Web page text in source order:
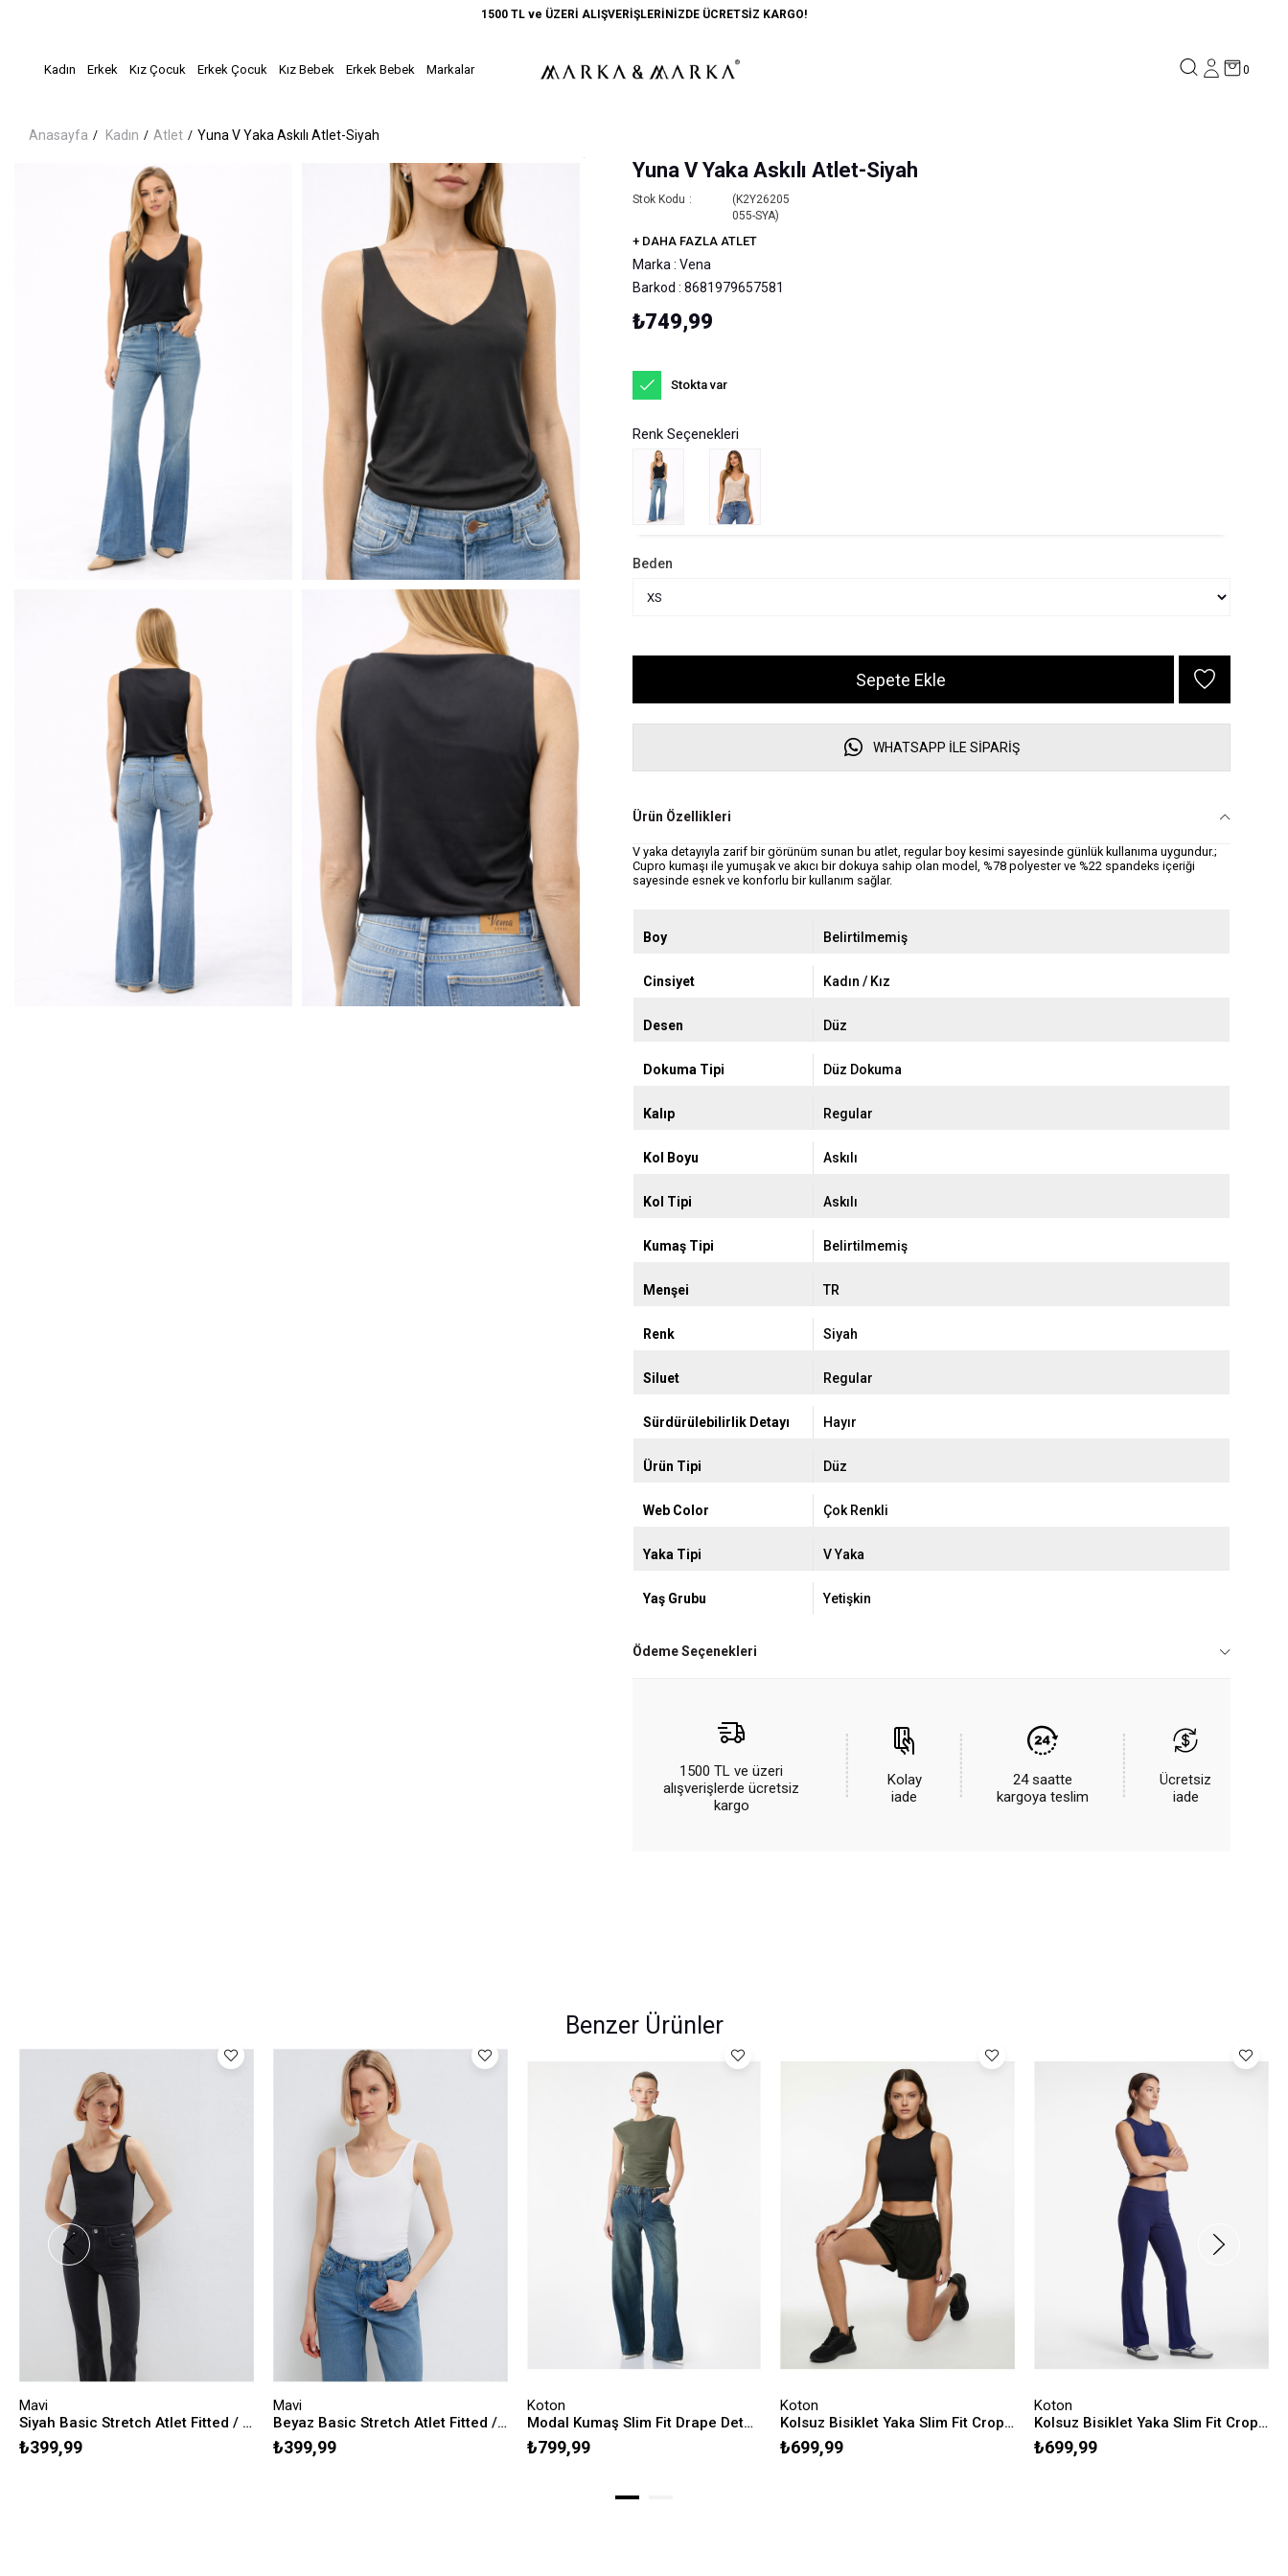
1500 TL ve ÜZERİ ALIŞVERİŞLERİNİZDE ÜCRETSİZ KARGO!
Kadın Erkek Kız Çocuk Erkek Çocuk Kız Bebek Erkek Bebek Markalar 0
Anasayfa Kadın Atlet Yuna V Yaka Askılı Atlet-Siyah
Yuna V Yaka Askılı Atlet-Siyah
Stok Kodu
(K2Y26205
055-SYA)
+ DAHA FAZLA ATLET
Marka : Vena
Barkod : 8681979657581
₺749,99
Stokta var
Renk Seçenekleri
Beden
WHATSAPP İLE SİPARİŞ
Ürün Özellikleri
V yaka detayıyla zarif bir görünüm sunan bu atlet, regular boy kesimi sayesinde günlük kullanıma uygundur.;
Cupro kumaşı ile yumuşak ve akıcı bir dokuya sahip olan model, %78 polyester ve %22 spandeks içeriği
sayesinde esnek ve konforlu bir kullanım sağlar.
Boy Belirtilmemiş
Cinsiyet Kadın / Kız
Desen Düz
Dokuma Tipi Düz Dokuma
Kalıp Regular
Kol Boyu Askılı
Kol Tipi Askılı
Kumaş Tipi Belirtilmemiş
Menşei TR
Renk Siyah
Siluet Regular
Sürdürülebilirlik Detayı Hayır
Ürün Tipi Düz
Web Color Çok Renkli
Yaka Tipi V Yaka
Yaş Grubu Yetişkin
Ödeme Seçenekleri
1500 TL ve üzeri
alışverişlerde ücretsiz
kargo
Kolay
iade
24 saatte
kargoya teslim
Ücretsiz
iade
Benzer Ürünler
Mavi
Siyah Basic Stretch Atlet Fitted / Vücuda Oturan Kesim 164156-900
₺399,99
Mavi
Beyaz Basic Stretch Atlet Fitted / Vücuda Oturan Kesim 164156-620
₺399,99
Koton
Modal Kumaş Slim Fit Drape Detaylı Bisiklet Yaka Kolsuz Fitilli Bluz
₺799,99
Koton
Kolsuz Bisiklet Yaka Slim Fit Crop Sporcu Atleti
₺699,99
Koton
Kolsuz Bisiklet Yaka Slim Fit Crop Sporcu Atleti
₺699,99